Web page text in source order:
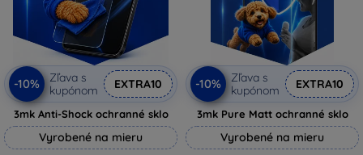
-10%
Zľava s
kupónom
EXTRA10
3mk Anti-Shock ochranné sklo
Vyrobené na mieru
-10%
Zľava s
kupónom
EXTRA10
3mk Pure Matt ochranné sklo
Vyrobené na mieru